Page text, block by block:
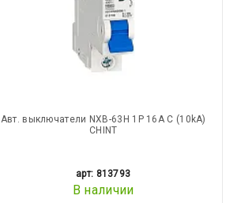
Авт. выключатели NXB-63H 1P 16A С (10kA)
CHINT
арт: 813793
В наличии